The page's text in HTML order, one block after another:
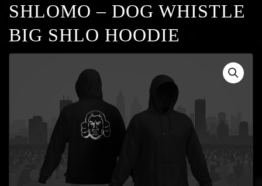
SHLOMO – DOG WHISTLE
BIG SHLO HOODIE